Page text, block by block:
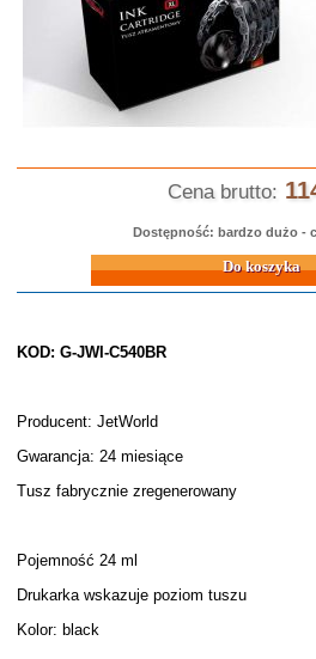
Cena brutto:
Dostępność: bardzo dużo -
Do koszyka
KOD: G-JWI-C540BR
Producent: JetWorld
Gwarancja: 24 miesiące
Tusz fabrycznie zregenerowany
Pojemność 24 ml
Drukarka wskazuje poziom tuszu
Kolor: black